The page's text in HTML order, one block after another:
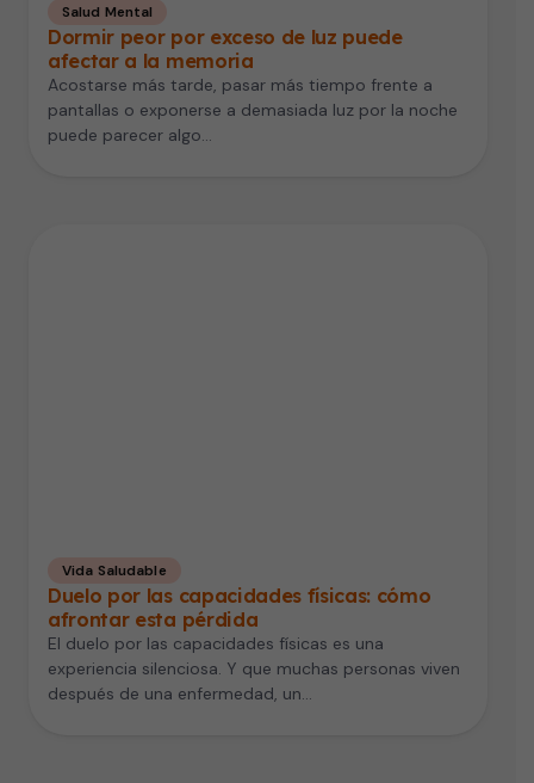
Salud Mental
Dormir peor por exceso de luz puede
afectar a la memoria
Acostarse más tarde, pasar más tiempo frente a
pantallas o exponerse a demasiada luz por la noche
puede parecer algo…
Vida Saludable
Duelo por las capacidades físicas: cómo
afrontar esta pérdida
El duelo por las capacidades físicas es una
experiencia silenciosa. Y que muchas personas viven
después de una enfermedad, un…